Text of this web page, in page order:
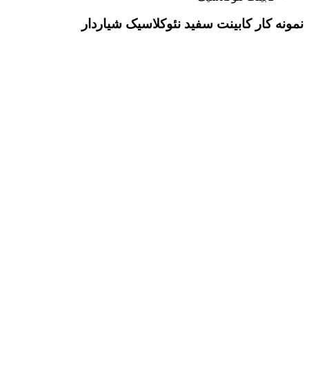
نمونه کار کابینت سفید نئوکلاسیک شیاردار